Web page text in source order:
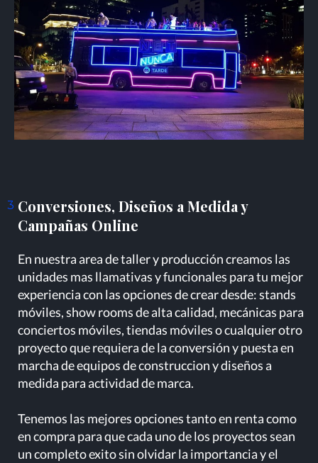
3 Conversiones, Diseños a Medida y
Campañas Online
En nuestra area de taller y producción creamos las
unidades mas llamativas y funcionales para tu mejor
experiencia con las opciones de crear desde: stands
móviles, show rooms de alta calidad, mecánicas para
conciertos móviles, tiendas móviles o cualquier otro
proyecto que requiera de la conversión y puesta en
marcha de equipos de construccion y diseños a
medida para actividad de marca.
Tenemos las mejores opciones tanto en renta como
en compra para que cada uno de los proyectos sean
un completo exito sin olvidar la importancia y el